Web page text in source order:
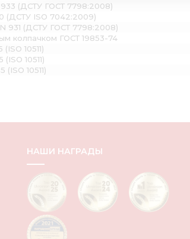
(ДСТУ ГОСТ 7798:2008)
(ДСТУ ISO 7042:2009)
931 (ДСТУ ГОСТ 7798:2008)
колпачком ГОСТ 19853-74
10511)
10511)
10511)
НАШИ НАГРАДЫ